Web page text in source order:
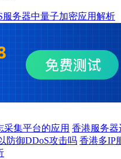
服务器中量子加密应用解析
集平台的应用 香港服务
防御DDoS攻击吗 香港多IP